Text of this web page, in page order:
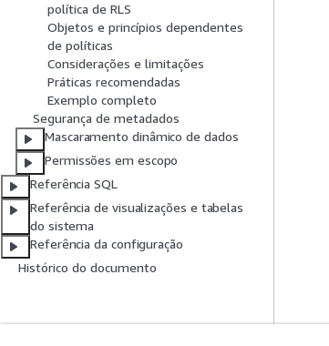
política de RLS
Objetos e princípios dependentes
de políticas
Considerações e limitações
Práticas recomendadas
Exemplo completo
Segurança de metadados
Mascaramento dinâmico de dados
Permissões em escopo
Referência SQL
Referência de visualizações e tabelas
do sistema
Referência da configuração
Histórico do documento